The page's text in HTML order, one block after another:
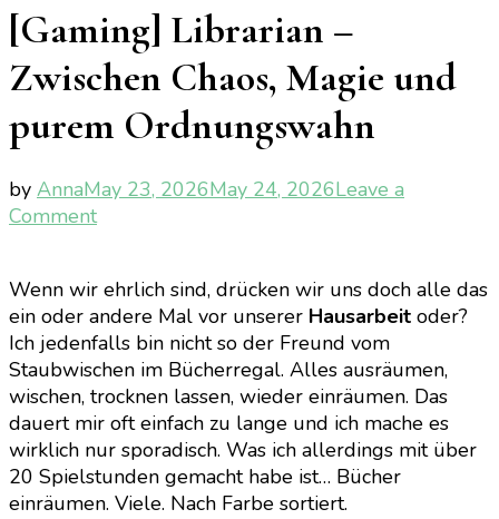
[Gaming] Librarian –
Zwischen Chaos, Magie und
purem Ordnungswahn
by AnnaMay 23, 2026May 24, 2026Leave a
Commenton
–
Zwischen
Chaos,
Magie
und
purem
Ordnungswahn
Wenn wir ehrlich sind, drücken wir uns doch alle das
ein oder andere Mal vor unserer Hausarbeit oder?
Ich jedenfalls bin nicht so der Freund vom
Staubwischen im Bücherregal. Alles ausräumen,
wischen, trocknen lassen, wieder einräumen. Das
dauert mir oft einfach zu lange und ich mache es
wirklich nur sporadisch. Was ich allerdings mit über
20 Spielstunden gemacht habe ist… Bücher
einräumen. Viele. Nach Farbe sortiert.